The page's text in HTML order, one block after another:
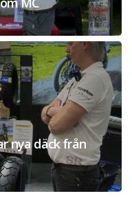
nya däck från